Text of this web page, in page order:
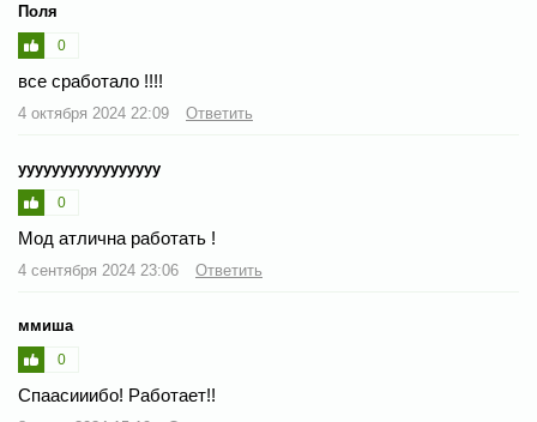
Поля
0
все сработало !!!!
4 октября 2024 22:09 Ответить
ууууууууууууууууу
0
Мод атлична работать !
4 сентября 2024 23:06 Ответить
ммиша
0
Спаасииибо! Работает!!